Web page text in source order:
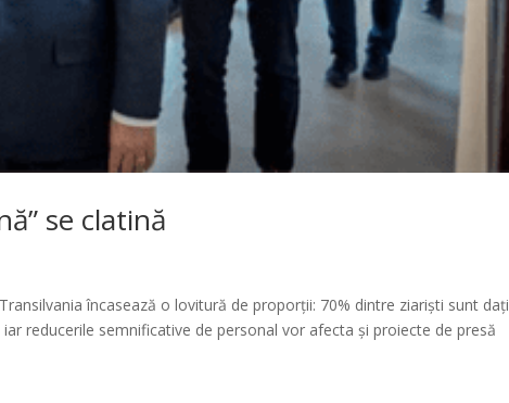
se clatină
încasează o lovitură de proporții: 70% dintre ziariști sunt dați
reducerile semnificative de personal vor afecta și proiecte de presă